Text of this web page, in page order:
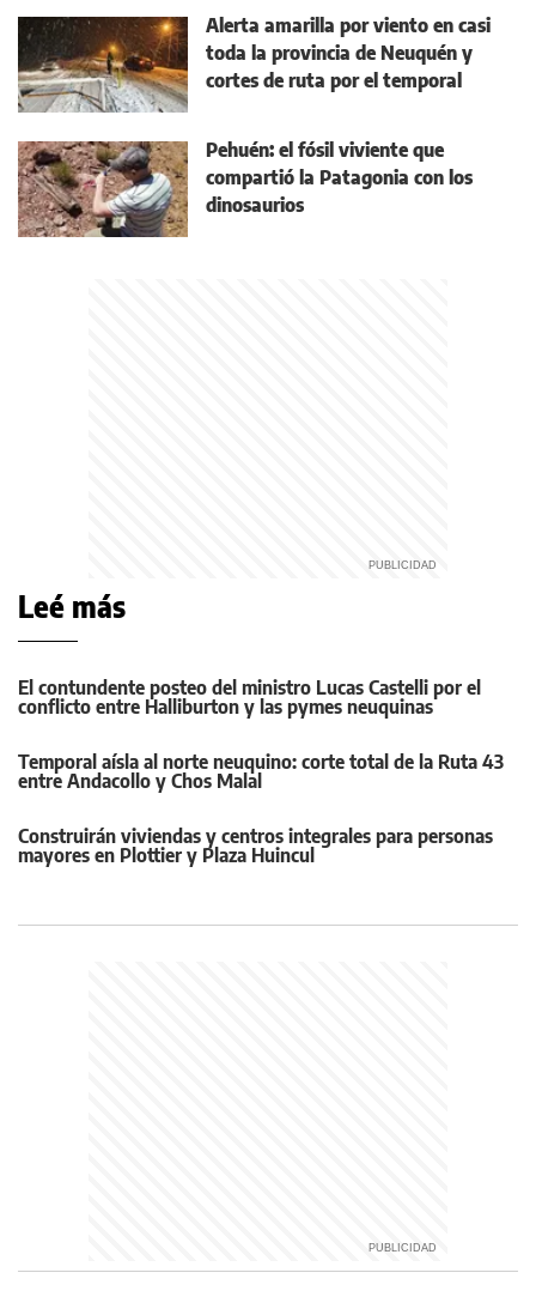
Alerta amarilla por viento en casi
toda la provincia de Neuquén y
cortes de ruta por el temporal
Pehuén: el fósil viviente que
compartió la Patagonia con los
dinosaurios
Leé más
El contundente posteo del ministro Lucas Castelli por el
conflicto entre Halliburton y las pymes neuquinas
Temporal aísla al norte neuquino: corte total de la Ruta 43
entre Andacollo y Chos Malal
Construirán viviendas y centros integrales para personas
mayores en Plottier y Plaza Huincul